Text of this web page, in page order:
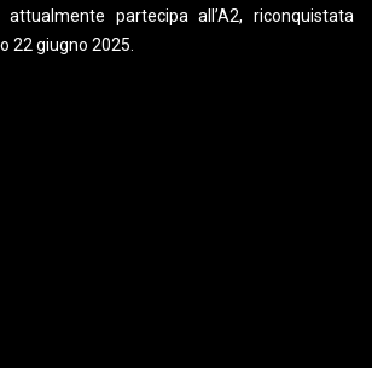
partecipa all’A2, riconquistata
22 giugno 2025.